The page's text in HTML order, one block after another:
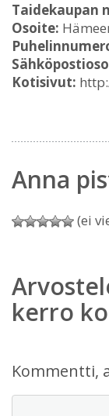
Taidekaupan
Osoite:
Kotisivut:
Anna
(ei
kerro
Kommentti,